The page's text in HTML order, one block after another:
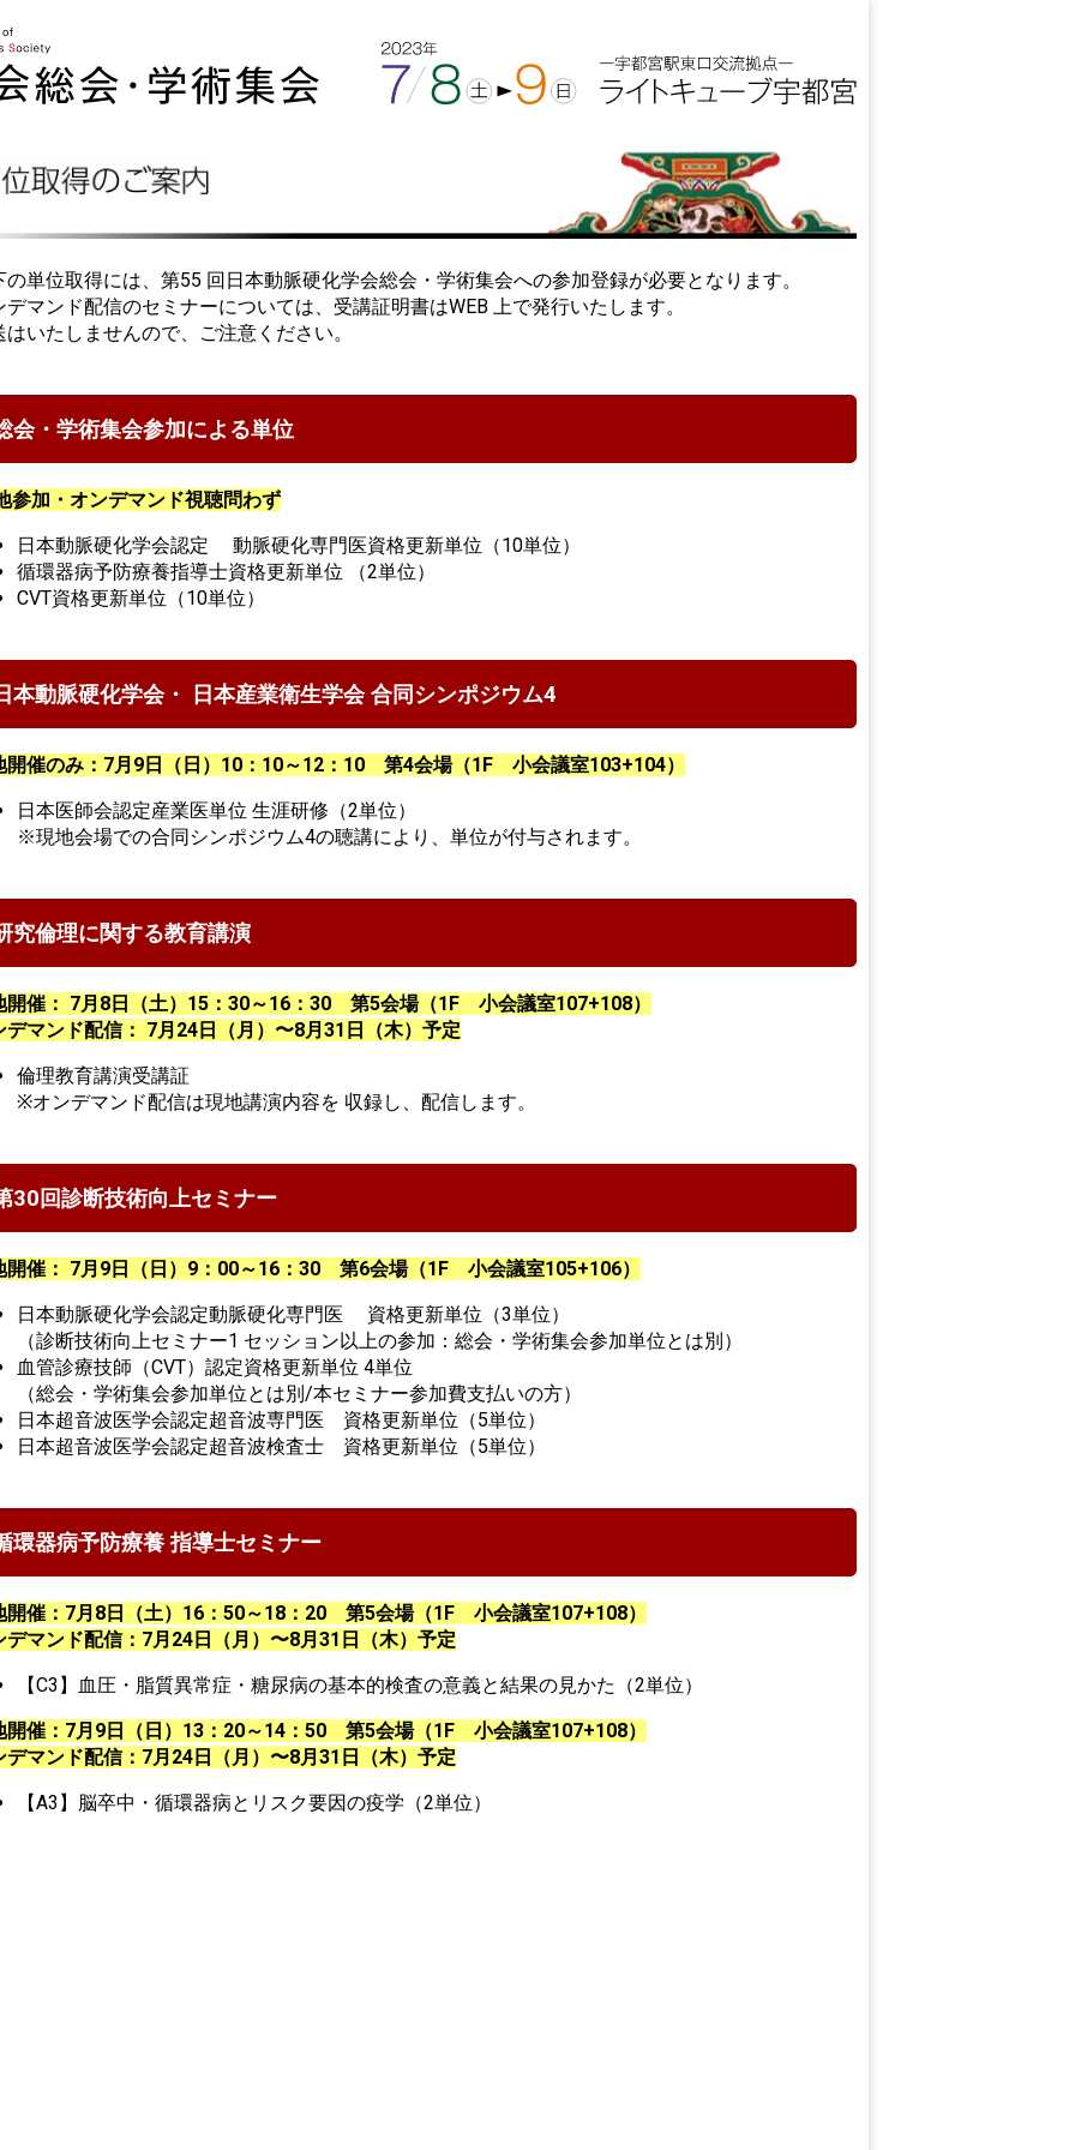
の単位取得には、第55 回日本動脈硬化学会総会・学術集会への参加登録が必要となります。
デマンド配信のセミナーについては、受講証明書はWEB 上で発行いたします。
はいたしませんので、ご注意ください。
会・学術集会参加による単位
参加・オンデマンド視聴問わず
日本動脈硬化学会認定 動脈硬化専門医資格更新単位（10単位）
循環器病予防療養指導士資格更新単位 （2単位）
CVT資格更新単位（10単位）
本動脈硬化学会・ 日本産業衛生学会 合同シンポジウム4
開催のみ：7月9日（日）10：10～12：10 第4会場（1F 小会議室103+104）
日本医師会認定産業医単位 生涯研修（2単位）
※現地会場での合同シンポジウム4の聴講により、単位が付与されます。
究倫理に関する教育講演
開催： 7月8日（土）15：30～16：30 第5会場（1F 小会議室107+108）
デマンド配信： 7月24日（月）〜8月31日（木）予定
倫理教育講演受講証
※オンデマンド配信は現地講演内容を 収録し、配信します。
30回診断技術向上セミナー
開催： 7月9日（日）9：00～16：30 第6会場（1F 小会議室105+106）
日本動脈硬化学会認定動脈硬化専門医 資格更新単位（3単位）
（診断技術向上セミナー1 セッション以上の参加：総会・学術集会参加単位とは別）
血管診療技師（CVT）認定資格更新単位 4単位
（総会・学術集会参加単位とは別/本セミナー参加費支払いの方）
日本超音波医学会認定超音波専門医 資格更新単位（5単位）
日本超音波医学会認定超音波検査士 資格更新単位（5単位）
環器病予防療養 指導士セミナー
開催：7月8日（土）16：50～18：20 第5会場（1F 小会議室107+108）
デマンド配信：7月24日（月）〜8月31日（木）予定
【C3】血圧・脂質異常症・糖尿病の基本的検査の意義と結果の見かた（2単位）
開催：7月9日（日）13：20～14：50 第5会場（1F 小会議室107+108）
デマンド配信：7月24日（月）〜8月31日（木）予定
【A3】脳卒中・循環器病とリスク要因の疫学（2単位）